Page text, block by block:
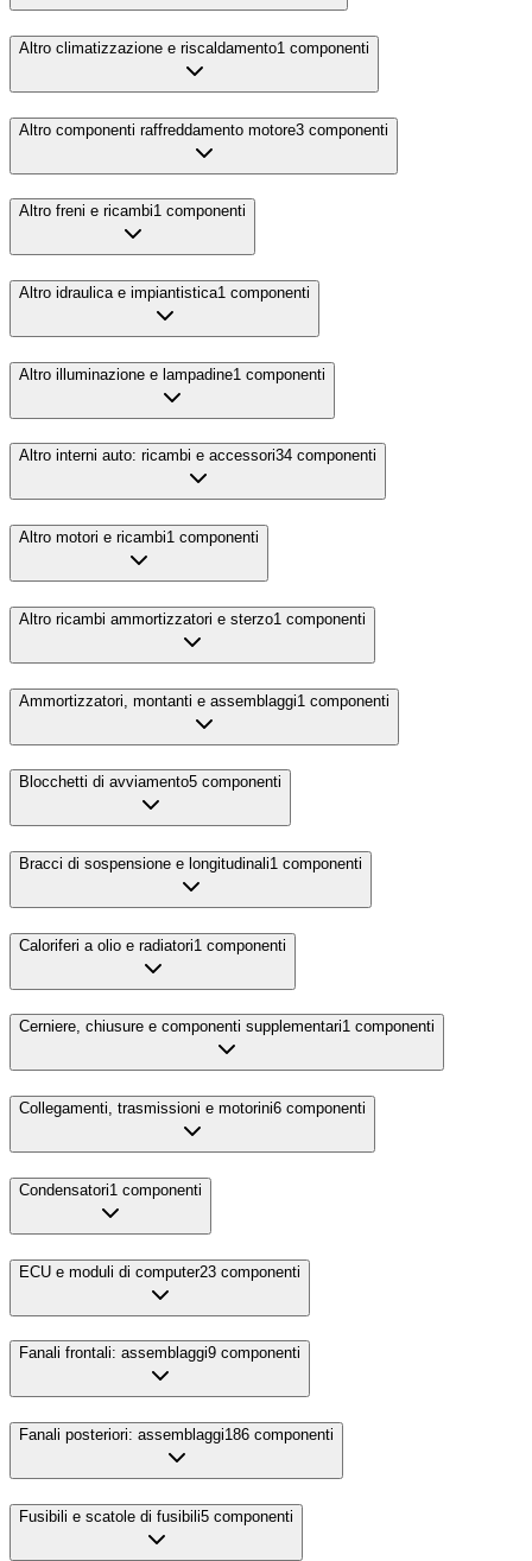
Altro climatizzazione e riscaldamento1 componenti
Altro componenti raffreddamento motore3 componenti
Altro freni e ricambi1 componenti
Altro idraulica e impiantistica1 componenti
Altro illuminazione e lampadine1 componenti
Altro interni auto: ricambi e accessori34 componenti
Altro motori e ricambi1 componenti
Altro ricambi ammortizzatori e sterzo1 componenti
Ammortizzatori, montanti e assemblaggi1 componenti
Blocchetti di avviamento5 componenti
Bracci di sospensione e longitudinali1 componenti
Caloriferi a olio e radiatori1 componenti
Cerniere, chiusure e componenti supplementari1 componenti
Collegamenti, trasmissioni e motorini6 componenti
Condensatori1 componenti
ECU e moduli di computer23 componenti
Fanali frontali: assemblaggi9 componenti
Fanali posteriori: assemblaggi186 componenti
Fusibili e scatole di fusibili5 componenti